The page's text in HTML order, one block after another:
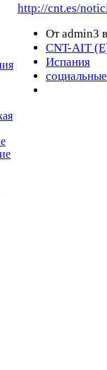
http://cnt.es/
От admin3
CNT-AIT
Испания